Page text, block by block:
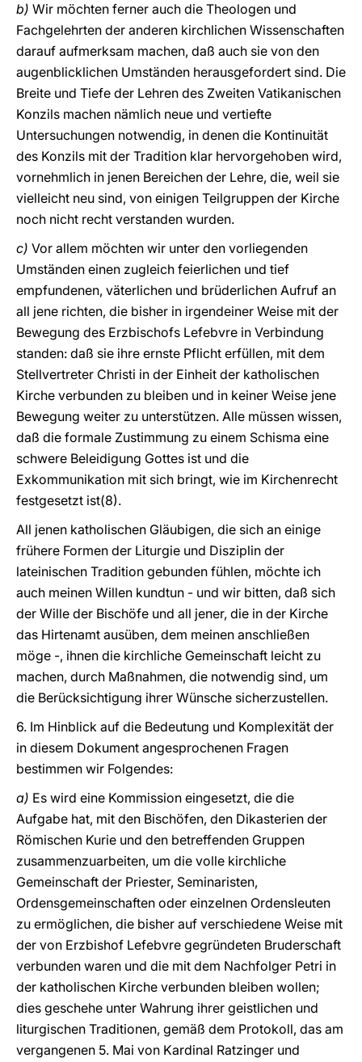
b) Wir möchten ferner auch die Theologen und
Fachgelehrten der anderen kirchlichen Wissenschaften
darauf aufmerksam machen, daß auch sie von den
augenblicklichen Umständen herausgefordert sind. Die
Breite und Tiefe der Lehren des Zweiten Vatikanischen
Konzils machen nämlich neue und vertiefte
Untersuchungen notwendig, in denen die Kontinuität
des Konzils mit der Tradition klar hervorgehoben wird,
vornehmlich in jenen Bereichen der Lehre, die, weil sie
vielleicht neu sind, von einigen Teilgruppen der Kirche
noch nicht recht verstanden wurden.
c) Vor allem möchten wir unter den vorliegenden
Umständen einen zugleich feierlichen und tief
empfundenen, väterlichen und brüderlichen Aufruf an
all jene richten, die bisher in irgendeiner Weise mit der
Bewegung des Erzbischofs Lefebvre in Verbindung
standen: daß sie ihre ernste Pflicht erfüllen, mit dem
Stellvertreter Christi in der Einheit der katholischen
Kirche verbunden zu bleiben und in keiner Weise jene
Bewegung weiter zu unterstützen. Alle müssen wissen,
daß die formale Zustimmung zu einem Schisma eine
schwere Beleidigung Gottes ist und die
Exkommunikation mit sich bringt, wie im Kirchenrecht
festgesetzt ist(8).
All jenen katholischen Gläubigen, die sich an einige
frühere Formen der Liturgie und Disziplin der
lateinischen Tradition gebunden fühlen, möchte ich
auch meinen Willen kundtun - und wir bitten, daß sich
der Wille der Bischöfe und all jener, die in der Kirche
das Hirtenamt ausüben, dem meinen anschließen
möge -, ihnen die kirchliche Gemeinschaft leicht zu
machen, durch Maßnahmen, die notwendig sind, um
die Berücksichtigung ihrer Wünsche sicherzustellen.
6. Im Hinblick auf die Bedeutung und Komplexität der
in diesem Dokument angesprochenen Fragen
bestimmen wir Folgendes:
a) Es wird eine Kommission eingesetzt, die die
Aufgabe hat, mit den Bischöfen, den Dikasterien der
Römischen Kurie und den betreffenden Gruppen
zusammenzuarbeiten, um die volle kirchliche
Gemeinschaft der Priester, Seminaristen,
Ordensgemeinschaften oder einzelnen Ordensleuten
zu ermöglichen, die bisher auf verschiedene Weise mit
der von Erzbishof Lefebvre gegründeten Bruderschaft
verbunden waren und die mit dem Nachfolger Petri in
der katholischen Kirche verbunden bleiben wollen;
dies geschehe unter Wahrung ihrer geistlichen und
liturgischen Traditionen, gemäß dem Protokoll, das am
vergangenen 5. Mai von Kardinal Ratzinger und